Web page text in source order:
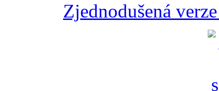
Zjednodušená